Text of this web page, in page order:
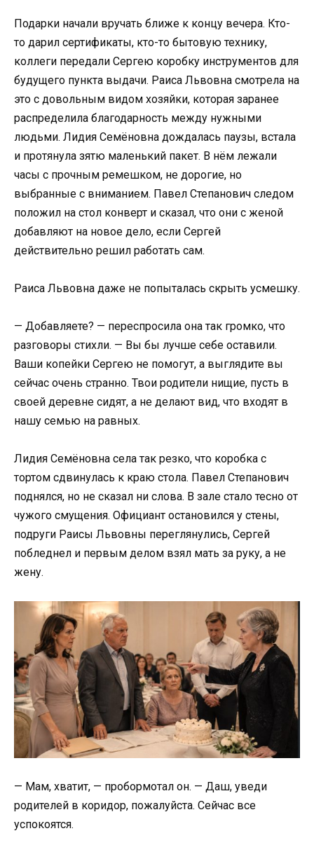
Подарки начали вручать ближе к концу вечера. Кто-
то дарил сертификаты, кто-то бытовую технику,
коллеги передали Сергею коробку инструментов для
будущего пункта выдачи. Раиса Львовна смотрела на
это с довольным видом хозяйки, которая заранее
распределила благодарность между нужными
людьми. Лидия Семёновна дождалась паузы, встала
и протянула зятю маленький пакет. В нём лежали
часы с прочным ремешком, не дорогие, но
выбранные с вниманием. Павел Степанович следом
положил на стол конверт и сказал, что они с женой
добавляют на новое дело, если Сергей
действительно решил работать сам.
Раиса Львовна даже не попыталась скрыть усмешку.
— Добавляете? — переспросила она так громко, что
разговоры стихли. — Вы бы лучше себе оставили.
Ваши копейки Сергею не помогут, а выглядите вы
сейчас очень странно. Твои родители нищие, пусть в
своей деревне сидят, а не делают вид, что входят в
нашу семью на равных.
Лидия Семёновна села так резко, что коробка с
тортом сдвинулась к краю стола. Павел Степанович
поднялся, но не сказал ни слова. В зале стало тесно от
чужого смущения. Официант остановился у стены,
подруги Раисы Львовны переглянулись, Сергей
побледнел и первым делом взял мать за руку, а не
жену.
— Мам, хватит, — пробормотал он. — Даш, уведи
родителей в коридор, пожалуйста. Сейчас все
успокоятся.